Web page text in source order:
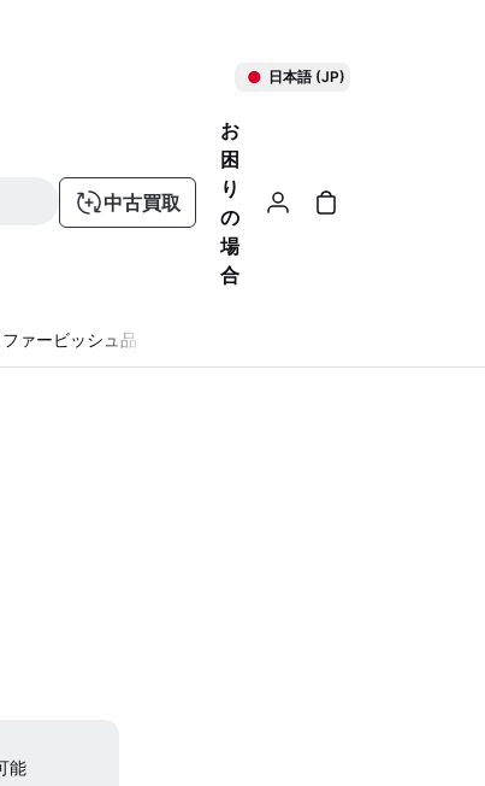
日本語 (JP)
中古買取
お
困
り
の
場
合
ァービッシュ品
能